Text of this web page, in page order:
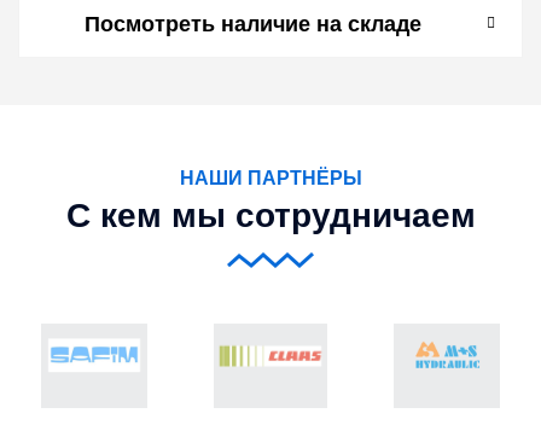
Посмотреть наличие на складе
НАШИ ПАРТНЁРЫ
С кем мы сотрудничаем